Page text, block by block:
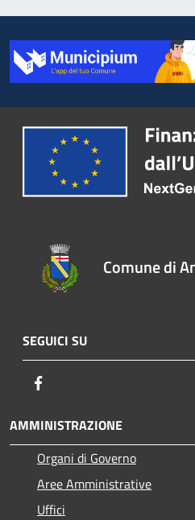
Comune di
SEGUICI SU
AMMINISTRAZIONE
Organi di Governo
Aree Amministrative
Uffici